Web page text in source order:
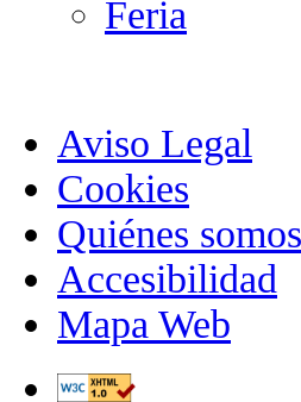
Feria
Aviso Legal
Cookies
Quiénes somos
Accesibilidad
Mapa Web